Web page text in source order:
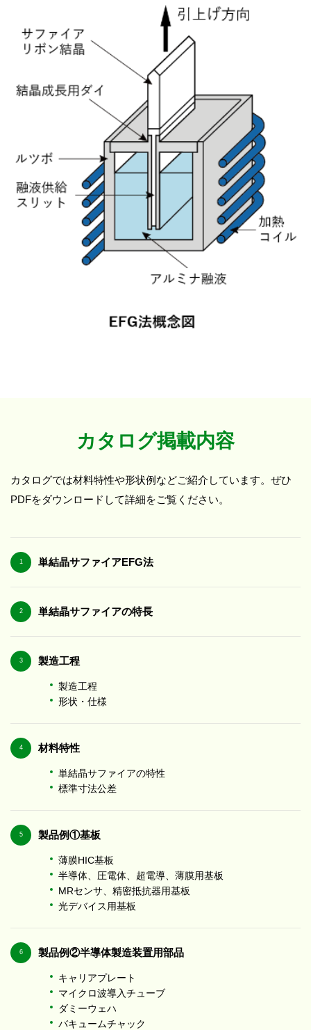
カタログ掲載内容
カタログでは材料特性や形状例などご紹介しています。ぜひ
PDFをダウンロードして詳細をご覧ください。
1 単結晶サファイアEFG法
2 単結晶サファイアの特長
3 製造工程
製造工程
形状・仕様
4 材料特性
単結晶サファイアの特性
標準寸法公差
5 製品例①基板
薄膜HIC基板
半導体、圧電体、超電導、薄膜用基板
MRセンサ、精密抵抗器用基板
光デバイス用基板
6 製品例②半導体製造装置用部品
キャリアプレート
マイクロ波導入チューブ
ダミーウェハ
バキュームチャック